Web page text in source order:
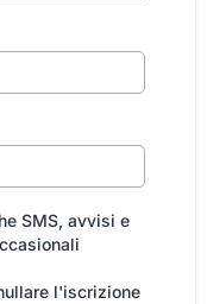
SMS, avvisi e
l'iscrizione